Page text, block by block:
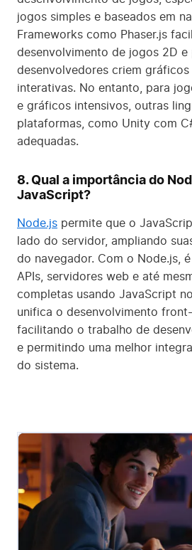
jogos simples e baseados em
Frameworks como Phaser.js
desenvolvimento de jogos 2D e
desenvolvedores criem gráficos
interativas. No entanto, para
e gráficos intensivos, outras
plataformas, como Unity com
adequadas.
8. Qual a importância do
JavaScript?
Node.js permite que o
lado do servidor, ampliando
do navegador. Com o Node.js,
APIs, servidores web e até
completas usando JavaScript
unifica o desenvolvimento front-
facilitando o trabalho de
e permitindo uma melhor
do sistema.